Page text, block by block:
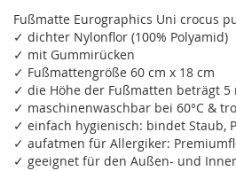
Fußmatte Eurographics Uni crocus
✓ dichter Nylonflor (100% Polyamid)
✓ mit Gummirücken
✓ Fußmattengröße 60 cm x 18 cm
✓ die Höhe der Fußmatten beträgt 5
✓ maschinenwaschbar bei 60°C &
✓ einfach hygienisch: bindet Staub,
✓ aufatmen für Allergiker:
✓ geeignet für den Außen- und